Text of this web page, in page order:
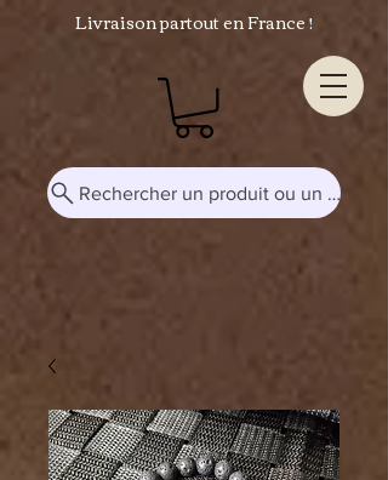
Livraison partout en France !
Rechercher un produit ou un mot-